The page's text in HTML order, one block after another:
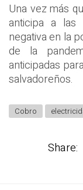
Una vez más
anticipa a las
negativa en la
de la
anticipadas
salvadoreños.
Cobro
Share: